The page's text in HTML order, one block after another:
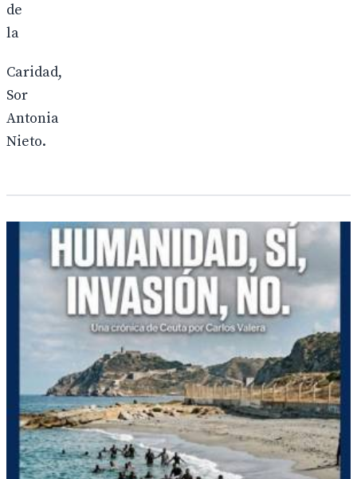
de
la
Caridad,
Sor
Antonia
Nieto.